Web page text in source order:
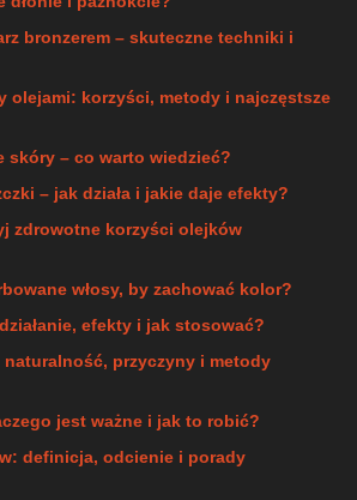
bronzerem – skuteczne techniki i
olejami: korzyści, metody i najczęstsze
skóry – co warto wiedzieć?
– jak działa i jakie daje efekty?
zdrowotne korzyści olejków
włosy, by zachować kolor?
efekty i jak stosować?
naturalność, przyczyny i metody
jest ważne i jak to robić?
definicja, odcienie i porady